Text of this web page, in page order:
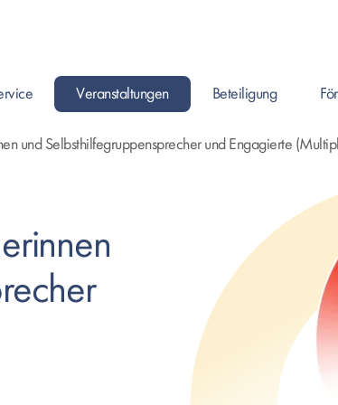
Veranstaltungen
Beteiligung
und Selbsthilfegruppensprecher und Engagierte